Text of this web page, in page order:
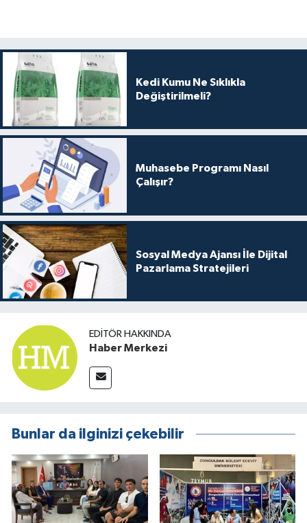
Kedi Kumu Ne Sıklıkla
Değiştirilmeli?
Muhasebe Programı Nasıl
Çalışır?
Sosyal Medya Ajansı İle Dijital
Pazarlama Stratejileri
EDITÖR HAKKINDA
Haber Merkezi
Bunlar da ilginizi çekebilir